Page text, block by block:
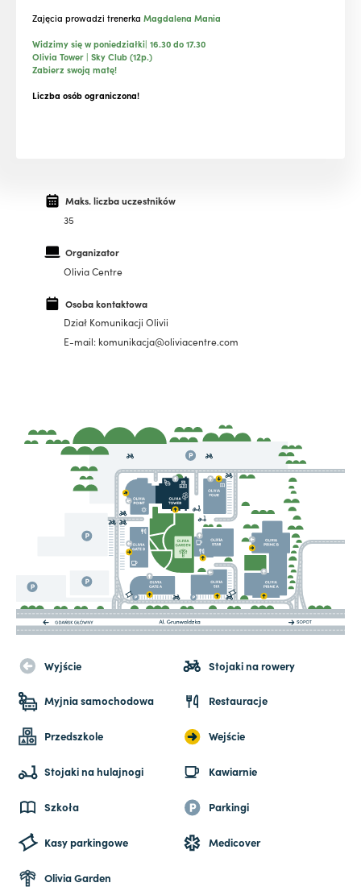
Zajęcia prowadzi trenerka Magdalena Mania
Widzimy się w poniedziałki| 16.30 do 17.30
Olivia Tower | Sky Club (12p.)
Zabierz swoją matę!
Liczba osób ograniczona!
Maks. liczba uczestników
35
Organizator
Olivia Centre
Osoba kontaktowa
Dział Komunikacji Olivii
E-mail: komunikacja@oliviacentre.com
Wyjście Stojaki na rowery
Myjnia samochodowa Restauracje
Przedszkole Wejście
Stojaki na hulajnogi Kawiarnie
Szkoła Parkingi
Kasy parkingowe Medicover
Olivia Garden